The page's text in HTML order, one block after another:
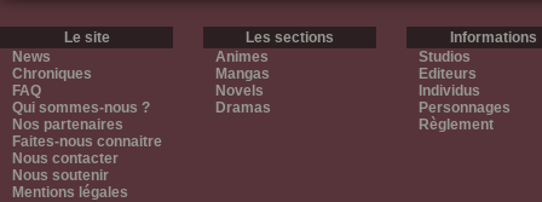
Le site
News
Chroniques
FAQ
Qui sommes-nous ?
Nos partenaires
Faites-nous connaitre
Nous contacter
Nous soutenir
Mentions légales
Les sections
Animes
Mangas
Novels
Dramas
Informations
Studios
Editeurs
Individus
Personnages
Règlement